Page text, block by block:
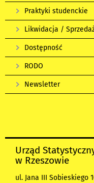
Praktyki studenckie
Likwidacja /
Dostępność
RODO
Newsletter
Urząd
w Rzeszowie
ul. Jana III Sobieskiego